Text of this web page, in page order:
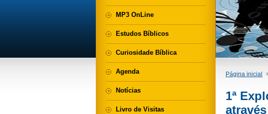
Página inicial
1ª
MP3 OnLine
Estudos Bíblicos
Curiosidade Bíblica
Agenda
Notícias
Livro de Visitas